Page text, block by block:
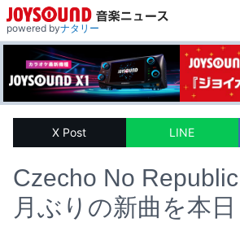
powered byナタリー
X Post LINE
Czecho No
月ぶりの新曲を本